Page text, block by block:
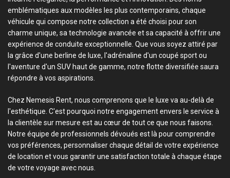
emblématiques aux modèles les plus contemporains, chaque
véhicule qui compose notre collection a été choisi pour son
charme unique, sa technologie avancée et sa capacité à offrir une
expérience de conduite exceptionnelle. Que vous soyez attiré par
la grâce d'une berline de luxe, l'adrénaline d'un coupé sport ou
l'aventure d'un SUV haut de gamme, notre flotte diversifiée saura
répondre à vos aspirations.
Chez Nemesis Rent, nous comprenons que le luxe va au-delà de
l'esthétique. C'est pourquoi notre engagement envers le service à
la clientèle sur mesure est au cœur de tout ce que nous faisons.
Notre équipe de professionnels dévoués est là pour comprendre
vos préférences, personnaliser chaque détail de votre expérience
de location et vous garantir une satisfaction totale à chaque étape
de votre voyage avec nous.